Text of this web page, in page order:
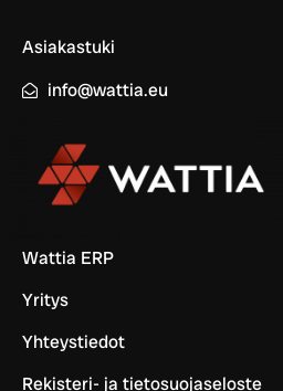
Asiakastuki
info@wattia.eu
Wattia ERP
Yritys
Yhteystiedot
Rekisteri- ja tietosuojaseloste